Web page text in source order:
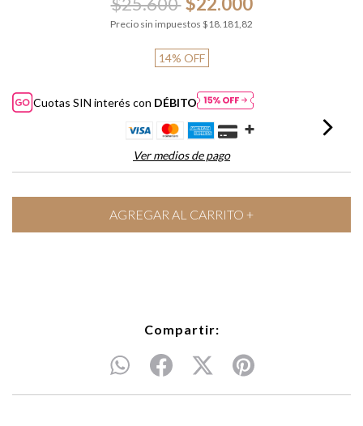
Precio sin impuestos $18.181,82
14% OFF
Cuotas SIN interés con DÉBITO
Ver medios de pago
Compartir: